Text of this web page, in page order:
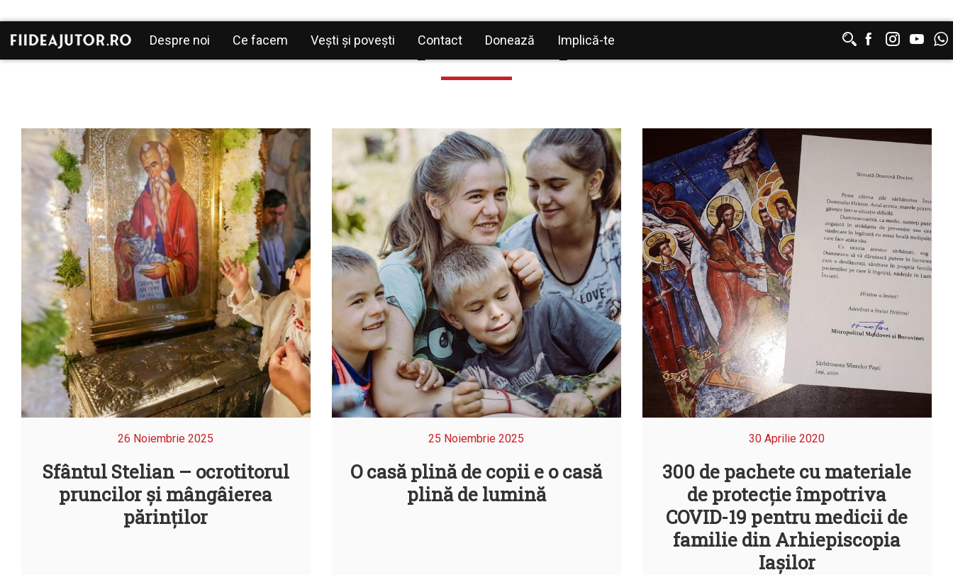
Navigare
Despre noi Ce facem Vești și povești Contact Donează Implică-te
Dar pentru copii
26 Noiembrie 2025
Sfântul Stelian – ocrotitorul
pruncilor și mângâierea
părinților
25 Noiembrie 2025
O casă plină de copii e o casă
plină de lumină
30 Aprilie 2020
300 de pachete cu materiale
de protecție împotriva
COVID-19 pentru medicii de
familie din Arhiepiscopia
Iașilor